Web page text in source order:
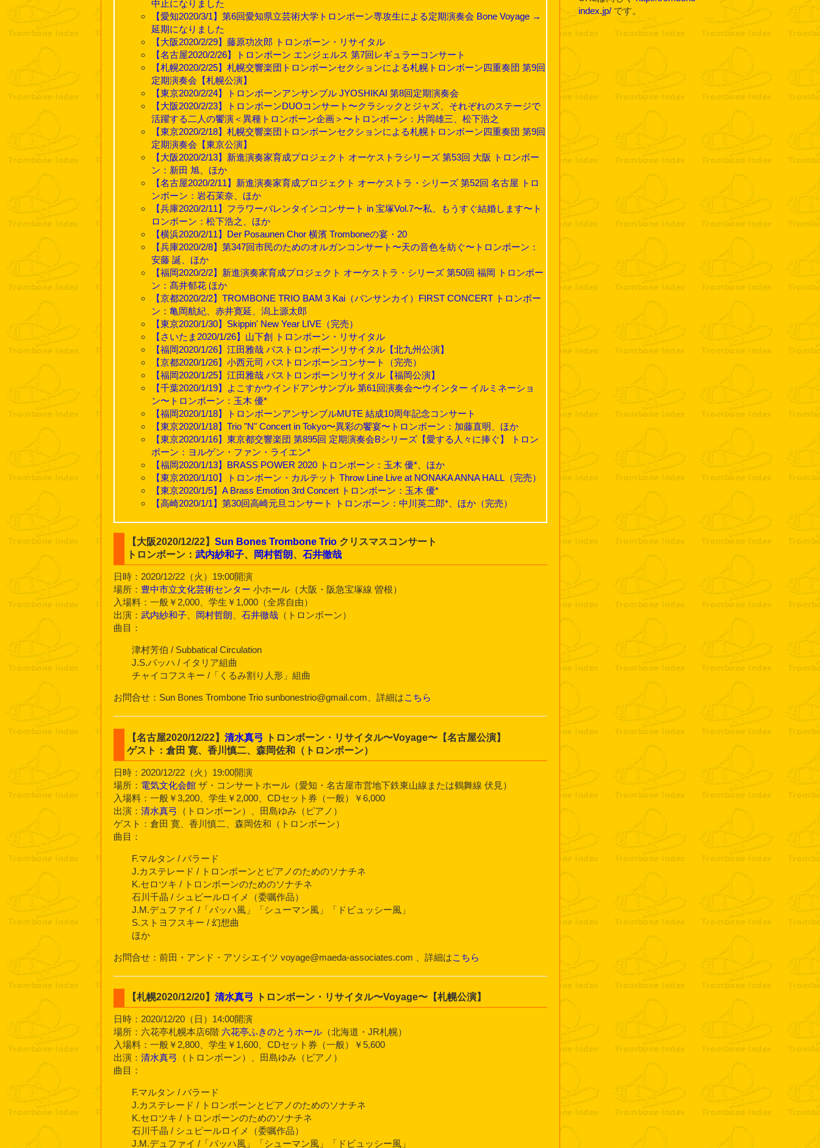
中止になりました
【愛知2020/3/1】第6回愛知県立芸術大学トロンボーン専攻生による定期演奏会 Bone Voyage →
延期になりました
【大阪2020/2/29】藤原功次郎 トロンボーン・リサイタル
【名古屋2020/2/26】トロンボーン エンジェルス 第7回レギュラーコンサート
【札幌2020/2/25】札幌交響楽団トロンボーンセクションによる札幌トロンボーン四重奏団 第9回
定期演奏会【札幌公演】
【東京2020/2/24】トロンボーンアンサンブル JYOSHIKAI 第8回定期演奏会
【大阪2020/2/23】トロンボーンDUOコンサート〜クラシックとジャズ、それぞれのステージで
活躍する二人の饗演＜異種トロンボーン企画＞〜トロンボーン：片岡雄三、松下浩之
【東京2020/2/18】札幌交響楽団トロンボーンセクションによる札幌トロンボーン四重奏団 第9回
定期演奏会【東京公演】
【大阪2020/2/13】新進演奏家育成プロジェクト オーケストラシリーズ 第53回 大阪 トロンボー
ン：新田 旭、ほか
【名古屋2020/2/11】新進演奏家育成プロジェクト オーケストラ・シリーズ 第52回 名古屋 トロ
ンボーン：岩石茉奈、ほか
【兵庫2020/2/11】フラワーバレンタインコンサート in 宝塚Vol.7〜私、もうすぐ結婚します〜ト
ロンボーン：松下浩之、ほか
【横浜2020/2/11】Der Posaunen Chor 横濱 Tromboneの宴・20
【兵庫2020/2/8】第347回市民のためのオルガンコンサート〜天の音色を紡ぐ〜トロンボーン：
安藤 誕、ほか
【福岡2020/2/2】新進演奏家育成プロジェクト オーケストラ・シリーズ 第50回 福岡 トロンボー
ン：髙井郁花 ほか
【京都2020/2/2】TROMBONE TRIO BAM 3 Kai（バンサンカイ）FIRST CONCERT トロンボー
ン：亀岡航紀、赤井寛延、潟上源太郎
【東京2020/1/30】Skippin' New Year LIVE（完売）
【さいたま2020/1/26】山下創 トロンボーン・リサイタル
【福岡2020/1/26】江田雅哉 バストロンボーンリサイタル【北九州公演】
【京都2020/1/26】小西元司 バストロンボーンコンサート（完売）
【福岡2020/1/25】江田雅哉 バストロンボーンリサイタル【福岡公演】
【千葉2020/1/19】よこすかウインドアンサンブル 第61回演奏会〜ウインター イルミネーショ
ン〜トロンボーン：玉木 優*
【福岡2020/1/18】トロンボーンアンサンブルMUTE 結成10周年記念コンサート
【東京2020/1/18】Trio "N" Concert in Tokyo〜異彩の饗宴〜トロンボーン：加藤直明、ほか
【東京2020/1/16】東京都交響楽団 第895回 定期演奏会Bシリーズ【愛する人々に捧ぐ】 トロン
ボーン：ヨルゲン・ファン・ライエン*
【福岡2020/1/13】BRASS POWER 2020 トロンボーン：玉木 優*、ほか
【東京2020/1/10】トロンボーン・カルテット Throw Line Live at NONAKA ANNA HALL（完売）
【東京2020/1/5】A Brass Emotion 3rd Concert トロンボーン：玉木 優*
【高崎2020/1/1】第30回高崎元旦コンサート トロンボーン：中川英二郎*、ほか（完売）
【大阪2020/12/22】Sun Bones Trombone Trio クリスマスコンサート
トロンボーン：武内紗和子、 岡村哲朗、石井徹哉
日時：2020/12/22（火）19:00開演
場所： 豊中市立文化芸術センター 小ホール（大阪・阪急宝塚線 曽根）
入場料：一般￥2,000、学生￥1,000（全席自由）
出演： 武内紗和子、 岡村哲朗 石井徹哉（トロンボーン）
曲目：
津村芳伯 / Subbatical Circulation
J.S.バッハ / イタリア組曲
チャイコフスキー /「くるみ割り人形」組曲
お問合せ：Sun Bones Trombone Trio sunbonestrio@gmail.com、詳細はこちら
【名古屋2020/12/22】清水真弓
トロンボーン・リサイタル〜Voyage〜【名古屋公演】
ゲスト：倉田 寛、香川慎二、森岡佐和（トロンボーン）
日時：2020/12/22（火）19:00開演
場所： 電気文化会館ザ・コンサートホール（愛知・名古屋市営地下鉄東山線または鶴舞線 伏見）
入場料：一般￥3,200、学生￥2,000、CDセット券（一般）￥6,000
出演： 清水真弓 （トロンボーン）、田島ゆみ（ピアノ）
ゲスト：倉田 寛、香川慎二、森岡佐和（トロンボーン）
曲目：
F.マルタン / バラード
J.カステレード / トロンボーンとピアノのためのソナチネ
K.セロツキ / トロンボーンのためのソナチネ
石川千晶 / シュピールロイメ（委嘱作品）
J.M.デュファイ /「バッハ風」「シューマン風」「ドビュッシー風」
S.ストヨフスキー / 幻想曲
ほか
お問合せ：前田・アンド・アソシエイツ voyage@maeda-associates.com 、詳細はこちら
【札幌2020/12/20】清水真弓 トロンボーン・リサイタル〜Voyage〜【札幌公演】
日時：2020/12/20（日）14:00開演
場所：六花亭札幌本店6階 六花亭ふきのとうホール（北海道・JR札幌）
入場料：一般￥2,800、学生￥1,600、CDセット券（一般）￥5,600
出演： 清水真弓 （トロンボーン）、田島ゆみ（ピアノ）
曲目：
F.マルタン / バラード
J.カステレード / トロンボーンとピアノのためのソナチネ
K.セロツキ / トロンボーンのためのソナチネ
石川千晶 / シュピールロイメ（委嘱作品）
J.M.デュファイ /「バッハ風」「シューマン風」「ドビュッシー風」
index.jp/ です。